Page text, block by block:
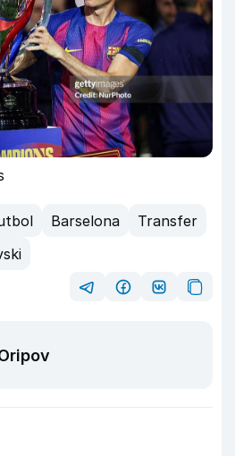
Barselona
Transfer